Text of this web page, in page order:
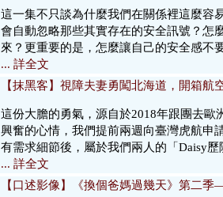
這一集不只談為什麼我們在關係裡這麼容
會自動忽略那些其實存在的安全訊號？怎
來？更重要的是，怎麼讓自己的安全感不
... 詳全文
【抹黑客】視障夫妻勇闖北海道，開箱航
這份大膽的勇氣，源自於2018年跟團去
興奮的心情，我們提前兩週向臺灣虎航申
有需求細節後，屬於我們兩人的「Daisy
... 詳全文
【口述影像】《換個爸媽過幾天》第二